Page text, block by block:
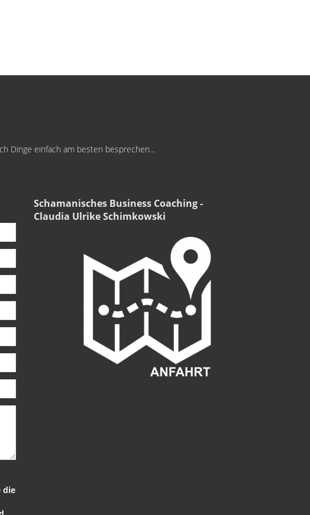
Dinge einfach am besten besprechen...
die
Schamanisches Business Coaching -
Claudia Ulrike Schimkowski